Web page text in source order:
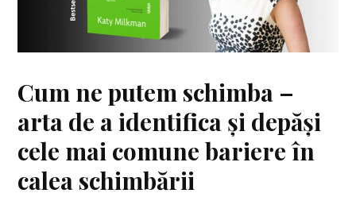
Cum ne putem schimba –
arta de a identifica și depăși
cele mai comune bariere în
calea schimbării